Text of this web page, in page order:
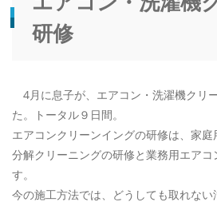
研修
4月に息子が、エアコン・洗濯機クリ
た。トータル９日間。
エアコンクリーンイングの研修は、家
分解クリーニングの研修と業務用エア
す。
今の施工方法では、どうしても取れな